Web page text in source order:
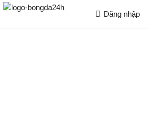
Đăng nhập